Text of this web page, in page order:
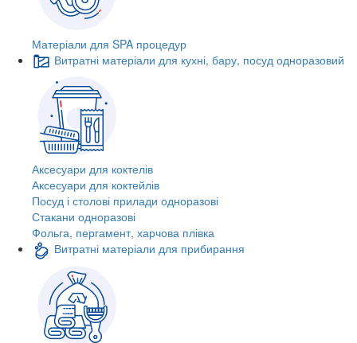
Матеріали для SPA процедур
Витратні матеріали для кухні, бару, посуд одноразовий
Аксесуари для коктелів
Аксесуари для коктейлів
Посуд і столові прилади одноразові
Стакани одноразові
Фольга, пергамент, харчова плівка
Витратні матеріали для прибирання